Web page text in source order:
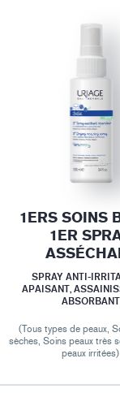
1ERS SOINS
1ER
SPRAY ANTI-
APAISANT,
ABSORBANT
(Tous types de peaux,
sèches, Soins peaux très
peaux irritées)